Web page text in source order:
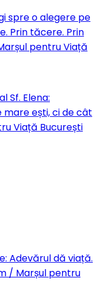
spre o alegere pe
Prin tăcere. Prin
pentru Viață
Sf. Elena:
mare ești, ci de cât
Viață București
Adevărul dă viață.
/ Marșul pentru